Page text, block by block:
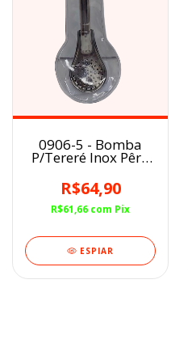
0906-5 - Bomba
P/Tereré Inox Pêra
R$64,90
R$61,66 com Pix
ESPIAR